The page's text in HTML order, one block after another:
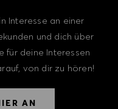
Interesse an einer
und dich über
für deine Interessen
von dir zu hören!
AN